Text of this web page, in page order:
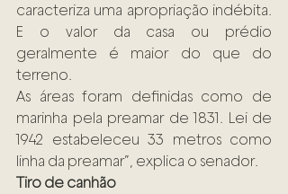
caracteriza uma apropriação indébita.
E o valor da casa ou prédio
geralmente é maior do que do
terreno.
As áreas foram definidas como de
marinha pela preamar de 1831. Lei de
1942 estabeleceu 33 metros como
linha da preamar”, explica o senador.
Tiro de canhão